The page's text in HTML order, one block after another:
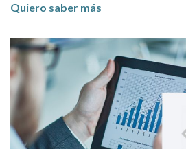
Quiero saber más